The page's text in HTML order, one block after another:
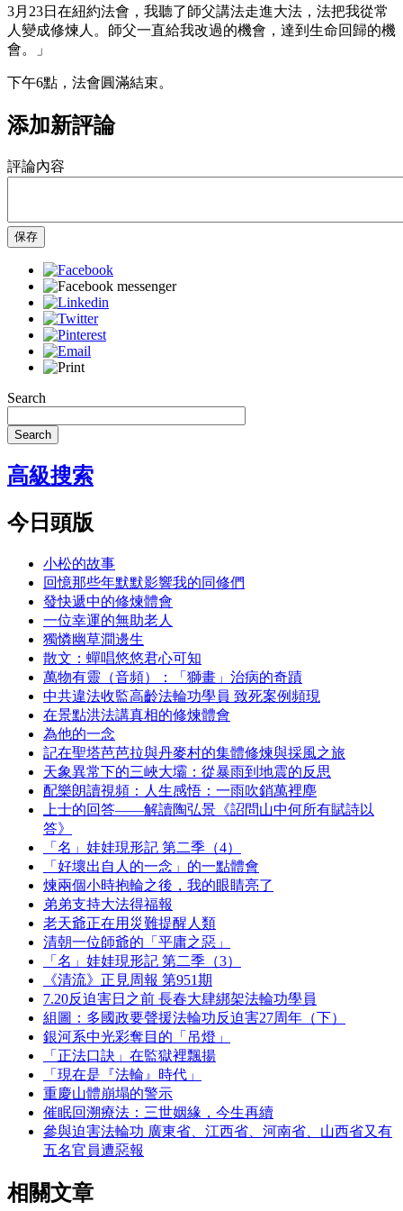
3月23日在紐約法會，我聽了師父講法走進大法，法把我從常
人變成修煉人。師父一直給我改過的機會，達到生命回歸的機
會。」
下午6點，法會圓滿結束。
添加新評論
評論內容
保存
Search
Search
高級搜索
今日頭版
小松的故事
回憶那些年默默影響我的同修們
發快遞中的修煉體會
一位幸運的無助老人
獨憐幽草澗邊生
散文：蟬唱悠悠君心可知
萬物有靈（音頻）：「獅畫」治病的奇蹟
中共違法收監高齡法輪功學員 致死案例頻現
在景點洪法講真相的修煉體會
為他的一念
記在聖塔芭芭拉與丹麥村的集體修煉與採風之旅
天象異常下的三峽大壩：從暴雨到地震的反思
配樂朗讀視頻：人生感悟：一雨吹銷萬裡塵
上士的回答——解讀陶弘景《詔問山中何所有賦詩以
答》
「名」娃娃現形記 第二季（4）
「好壞出自人的一念」的一點體會
煉兩個小時抱輪之後，我的眼睛亮了
弟弟支持大法得福報
老天爺正在用災難提醒人類
清朝一位師爺的「平庸之惡」
「名」娃娃現形記 第二季（3）
《清流》正見周報 第951期
7.20反迫害日之前 長春大肆綁架法輪功學員
組圖：多國政要聲援法輪功反迫害27周年（下）
銀河系中光彩奪目的「吊燈」
「正法口訣」在監獄裡飄揚
「現在是『法輪』時代」
重慶山體崩塌的警示
催眠回溯療法：三世姻緣，今生再續
參與迫害法輪功 廣東省、江西省、河南省、山西省又有
五名官員遭惡報
相關文章